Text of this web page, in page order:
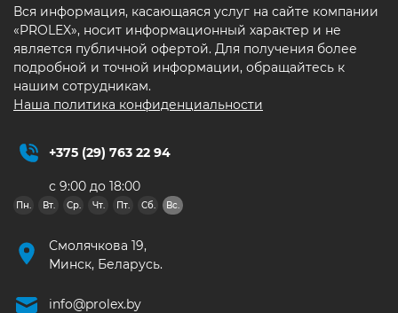
Вся информация, касающаяся услуг на сайте компании
«PROLEX», носит информационный характер и не
является публичной офертой. Для получения более
подробной и точной информации, обращайтесь к
нашим сотрудникам.
Наша политика конфиденциальности
+375 (29) 763 22 94
с 9:00 до 18:00
Пн. Вт. Ср. Чт. Пт. Сб. Вс.
Смолячкова 19,
Минск, Беларусь.
info@prolex.by